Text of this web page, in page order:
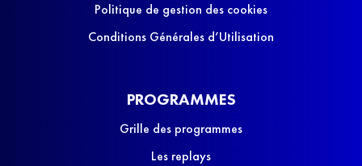
Politique de gestion des cookies
Conditions Générales d’Utilisation
PROGRAMMES
Grille des programmes
Les replays